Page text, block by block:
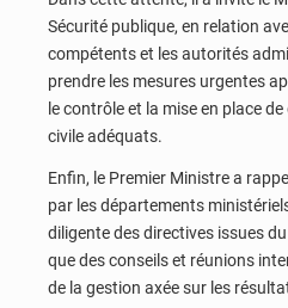
Sécurité publique, en relation
compétents et les autorités
prendre les mesures urgentes
le contrôle et la mise en place
civile adéquats.
Enfin, le Premier Ministre a
par les départements
diligente des directives issues
que des conseils et réunions
de la gestion axée sur les